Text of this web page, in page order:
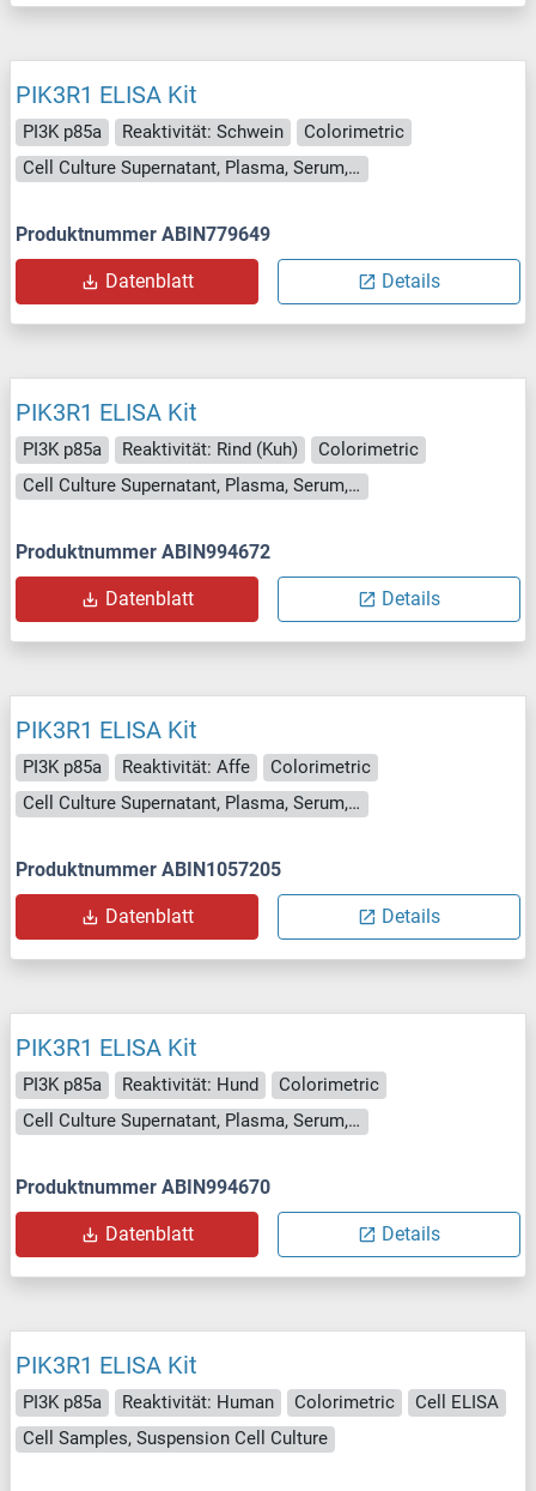
PIK3R1 ELISA Kit
PI3K p85a Reaktivität: Schwein
Colorimetric
Cell Culture Supernatant, Plasma, Serum, Tissue Homogenate
Produktnummer ABIN779649
Datenblatt Details
PIK3R1 ELISA Kit
PI3K p85a Reaktivität: Rind (Kuh)
Colorimetric
Cell Culture Supernatant, Plasma, Serum, Tissue Homogenate
Produktnummer ABIN994672
Datenblatt Details
PIK3R1 ELISA Kit
PI3K p85a Reaktivität: Affe
Colorimetric
Cell Culture Supernatant, Plasma, Serum, Tissue Homogenate
Produktnummer ABIN1057205
Datenblatt Details
PIK3R1 ELISA Kit
PI3K p85a Reaktivität: Hund
Colorimetric
Cell Culture Supernatant, Plasma, Serum, Tissue Homogenate
Produktnummer ABIN994670
Datenblatt Details
PIK3R1 ELISA Kit
PI3K p85a Reaktivität: Human Colorimetric
Cell ELISA
Cell Samples, Suspension Cell Culture